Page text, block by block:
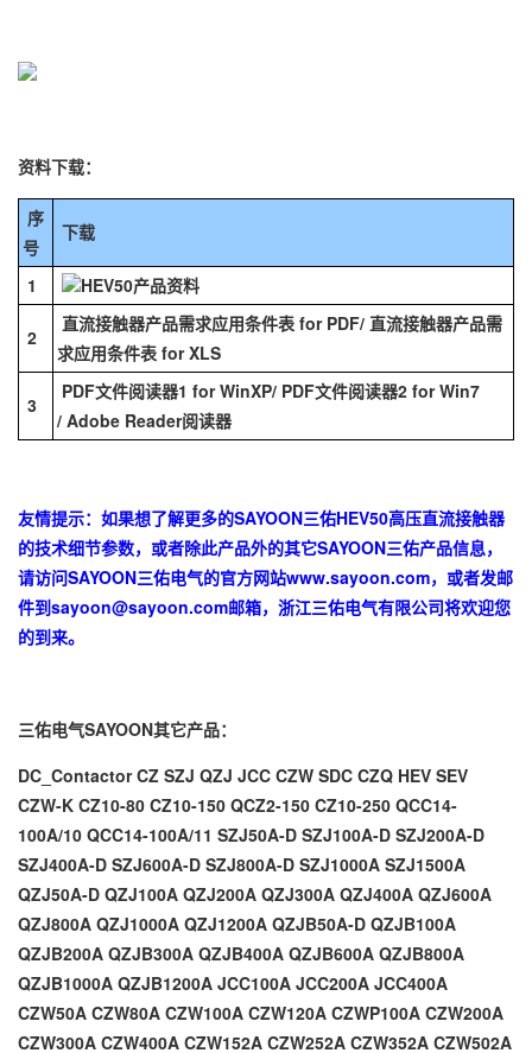
资料下载：
序
号
下载
1 HEV50产品资料
2
直流接触器产品需求应用条件表 for PDF/ 直流接触器产品需
求应用条件表 for XLS
3
PDF文件阅读器1 for WinXP/ PDF文件阅读器2 for Win7
/ Adobe Reader阅读器
友情提示：如果想了解更多的SAYOON三佑HEV50高压直流接触器
的技术细节参数，或者除此产品外的其它SAYOON三佑产品信息，
请访问SAYOON三佑电气的官方网站www.sayoon.com，或者发邮
件到sayoon@sayoon.com邮箱，浙江三佑电气有限公司将欢迎您
的到来。
三佑电气SAYOON其它产品：
DC_ContactorCZ SZJ QZJ JCC CZW SDC CZQ HEV SEV
CZW-K CZ10-80 CZ10-150 QCZ2-150 CZ10-250 QCC14-
100A/10 QCC14-100A/11 SZJ50A-D SZJ100A-D SZJ200A-D
SZJ400A-D SZJ600A-D SZJ800A-D SZJ1000A SZJ1500A
QZJ50A-D QZJ100A QZJ200A QZJ300A QZJ400A QZJ600A
QZJ800A QZJ1000A QZJ1200A QZJB50A-D QZJB100A
QZJB200A QZJB300A QZJB400A QZJB600A QZJB800A
QZJB1000A QZJB1200A JCC100A JCC200A JCC400A
CZW50A CZW80A CZW100A CZW120A CZWP100A CZW200A
CZW300A CZW400A CZW152A CZW252A CZW352A CZW502A